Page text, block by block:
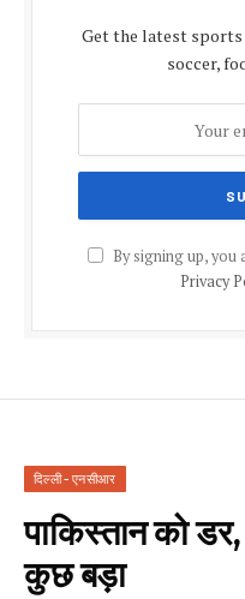
Get the latest
soccer,
By signing up,
Privacy
दिल्ली - एनसीआर
पाकिस्तान को
कुछ बड़ा